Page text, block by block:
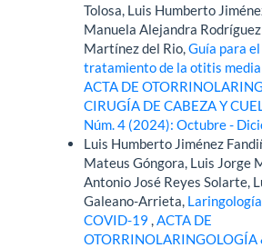
Tolosa, Luis Humberto
Manuela Alejandra
Martínez del Rio,Guía para
tratamiento de la otitis
ACTA DE
CIRUGÍA DE CABEZA Y
Núm. 4 (2024): Octubre -
Luis Humberto Jiménez
Mateus Góngora, Luis Jorge
Antonio José Reyes Solarte,
Galeano-Arrieta,
COVID-19,ACTA DE
OTORRINOLARINGOLOGÍA